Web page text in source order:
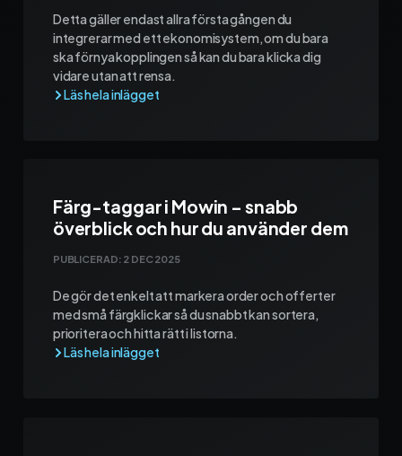
Detta gäller endast allra första gången du
integrerar med ett ekonomisystem, om du bara
ska förnya kopplingen så kan du bara klicka dig
vidare utan att rensa.
Färg-taggar i Mowin – snabb
överblick och hur du använder dem
PUBLICERAD: 2 DEC 2025
De gör det enkelt att markera order och offerter
med små färgklickar så du snabbt kan sortera,
prioritera och hitta rätt i listorna.